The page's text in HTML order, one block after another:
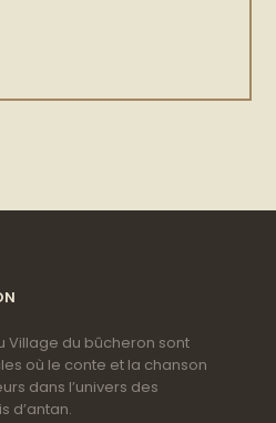
Village du bûcheron sont
où le conte et la chanson
dans l’univers des
d’antan.